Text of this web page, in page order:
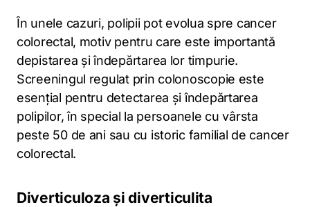
În unele cazuri, polipii pot evolua spre cancer
colorectal, motiv pentru care este importantă
depistarea și îndepărtarea lor timpurie.
Screeningul regulat prin colonoscopie este
esențial pentru detectarea și îndepărtarea
polipilor, în special la persoanele cu vârsta
peste 50 de ani sau cu istoric familial de cancer
colorectal.
Diverticuloza și diverticulita